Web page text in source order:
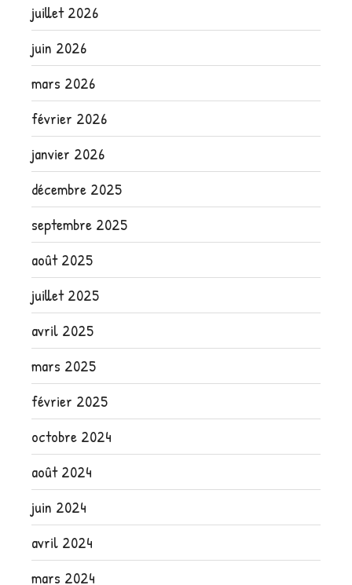
juillet 2026
juin 2026
mars 2026
février 2026
janvier 2026
décembre 2025
septembre 2025
août 2025
juillet 2025
avril 2025
mars 2025
février 2025
octobre 2024
août 2024
juin 2024
avril 2024
mars 2024